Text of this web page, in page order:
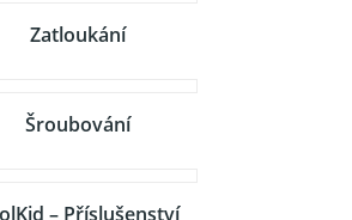
Zatloukání
Šroubování
– Příslušenství